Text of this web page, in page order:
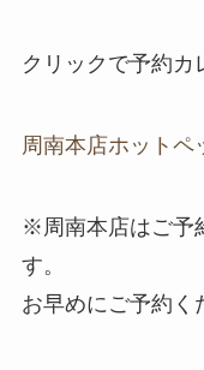
クリックで予約カ
周南本店ホットペ
※周南本店はご予
す。
お早めにご予約く